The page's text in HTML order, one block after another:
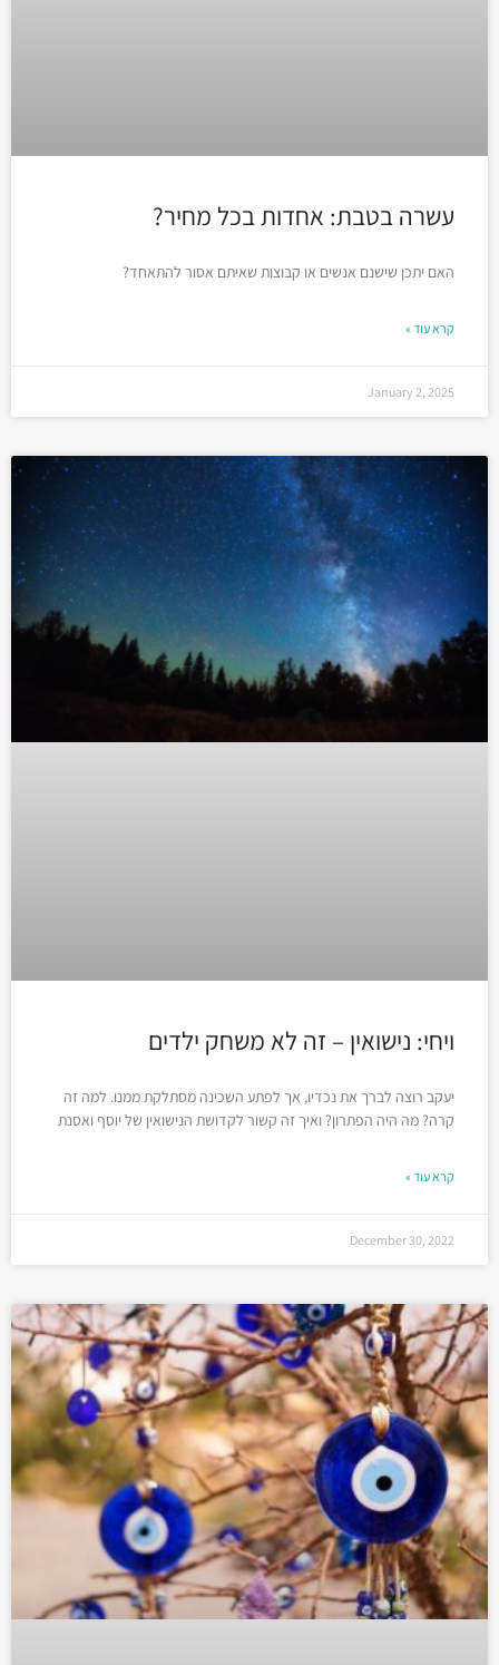
עשרה בטבת: אחדות בכל מחיר?
האם יתכן שישנם אנשים או קבוצות שאיתם אסור להתאחד?
קרא עוד »
January 2, 2025
ויחי: נישואין – זה לא משחק ילדים
יעקב רוצה לברך את נכדיו, אך לפתע השכינה מסתלקת ממנו. למה זה
קרה? מה היה הפתרון? ואיך זה קשור לקדושת הנישואין של יוסף ואסנת
קרא עוד »
December 30, 2022